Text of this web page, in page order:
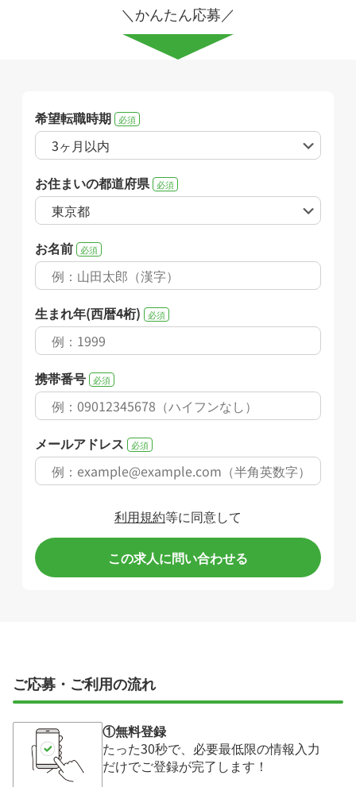
＼かんたん応募／
希望転職時期 必須
お住まいの都道府県 必須
お名前 必須
生まれ年(西暦4桁) 必須
携帯番号 必須
メールアドレス 必須
利用規約等に同意して
この求人に問い合わせる
ご応募・ご利用の流れ
①無料登録
たった30秒で、必要最低限の情報入力
だけでご登録が完了します！